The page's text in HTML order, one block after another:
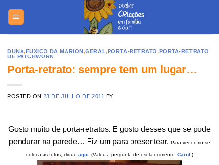
DUNA,FUXICO DA MARION,GERAL,PORTA-RETRATO,PORTA-RETRATO
DE PATCHWORK
Porta-retrato: sempre tem um lugar…
POSTED ON 23 DE JULHO DE 2011 BY
Gosto muito de porta-retratos. E gosto desses que se pode
pendurar na parede… Fiz um para presentear. Para ver como se
coloca as fotos, clique aqui . (Valeu a pergunta de esclarecimento, Carol!)